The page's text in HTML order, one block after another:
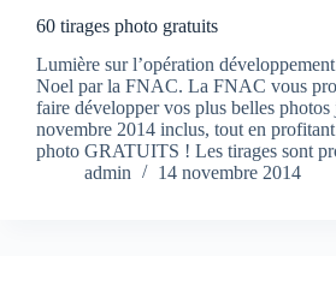
60 tirages photo gratuits
Lumière sur l’opération
Noel par la FNAC. La FNAC vous
faire développer vos plus belles photos
novembre 2014 inclus, tout en
photo GRATUITS ! Les tirages sont
admin
14 novembre 2014